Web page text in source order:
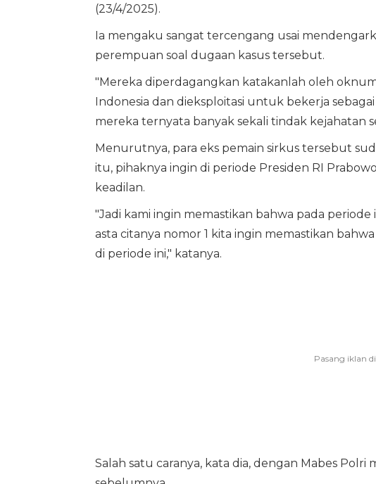
(23/4/2025).
Ia mengaku sangat tercengang usai
perempuan soal dugaan kasus tersebut.
"Mereka diperdagangkan katakanlah oleh
Indonesia dan dieksploitasi untuk bekerja
mereka ternyata banyak sekali tindak kejahatan
Menurutnya, para eks pemain sirkus tersebut
itu, pihaknya ingin di periode Presiden RI
keadilan.
"Jadi kami ingin memastikan bahwa pada
asta citanya nomor 1 kita ingin memastikan
di periode ini," katanya.
Salah satu caranya, kata dia, dengan Mabes